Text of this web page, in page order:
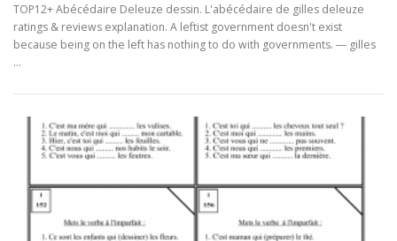
TOP12+ Abécédaire Deleuze dessin. L'abécédaire de gilles deleuze
ratings & reviews explanation. A leftist government doesn't exist
because being on the left has nothing to do with governments. ― gilles
…